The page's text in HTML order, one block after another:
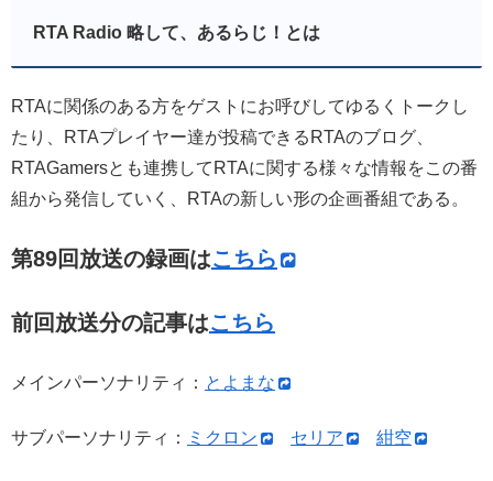
RTA Radio 略して、あるらじ！とは
RTAに関係のある方をゲストにお呼びしてゆるくトークし
たり、RTAプレイヤー達が投稿できるRTAのブログ、
RTAGamersとも連携してRTAに関する様々な情報をこの番
組から発信していく、RTAの新しい形の企画番組である。
第89回放送の録画はこちら
前回放送分の記事はこちら
メインパーソナリティ： とよまな
サブパーソナリティ： ミクロン セリア 紺空